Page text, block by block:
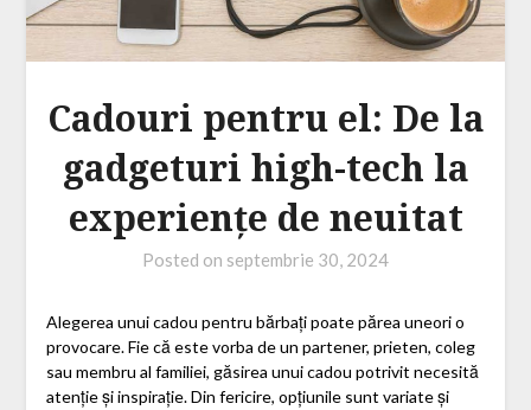
Cadouri pentru el: De la
gadgeturi high-tech la
experiențe de neuitat
Posted on septembrie 30, 2024
Alegerea unui cadou pentru bărbați poate părea uneori o
provocare. Fie că este vorba de un partener, prieten, coleg
sau membru al familiei, găsirea unui cadou potrivit necesită
atenție și inspirație. Din fericire, opțiunile sunt variate și